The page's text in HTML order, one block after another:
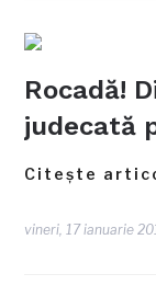
Rocadă!
judecată
Citește
vineri, 17 ianuarie